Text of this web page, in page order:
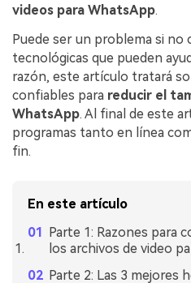
videos para WhatsApp.
Puede ser un problema si no
tecnológicas que pueden
razón, este artículo tratará
confiables para reducir el
WhatsApp. Al final de este
programas tanto en línea
fin.
En este artículo
Parte 1: Razones para
los archivos de video
Parte 2: Las 3 mejores